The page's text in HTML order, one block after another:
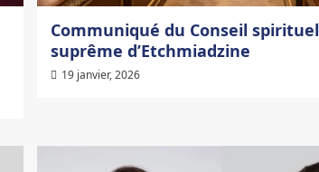
Communiqué du Conseil spirituel
suprême d’Etchmiadzine
19 janvier, 2026